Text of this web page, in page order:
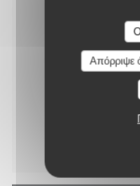
Απόρριψε